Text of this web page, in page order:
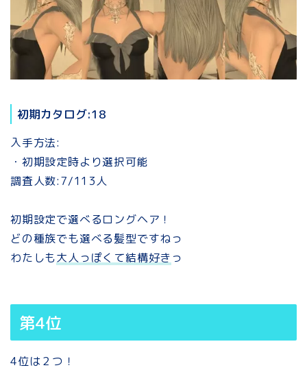
初期カタログ:18
入手方法:
・初期設定時より選択可能
調査人数:7/113人
初期設定で選べるロングヘア！
どの種族でも選べる髪型ですねっ
わたしも大人っぽくて結構好きっ
第4位
4位は２つ！